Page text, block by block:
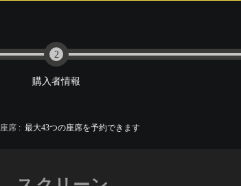
2
購入者情報
座席 : 最大43つの座席を予約できます